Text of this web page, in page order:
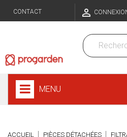
CONTACT 
MENU
ACCUEIL PIÈCES DÉTACHÉES